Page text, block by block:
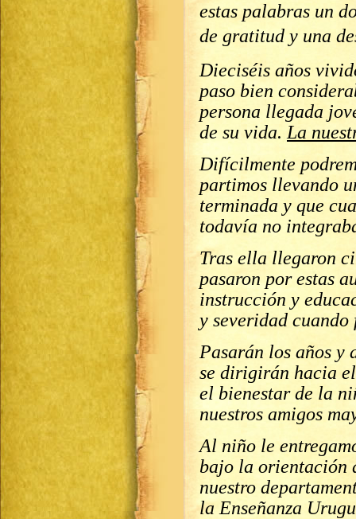
estas palabras un
de gratitud y una
Dieciséis años
paso bien
persona llegada
de su vida. La
Difícilmente
partimos llevando
terminada y que
todavía no
Tras ella llegaron
pasaron por estas
instrucción y
y severidad cuando
Pasarán los años y
se dirigirán hacia
el bienestar de la
nuestros amigos
Al niño le
bajo la orientación
nuestro
la Enseñanza